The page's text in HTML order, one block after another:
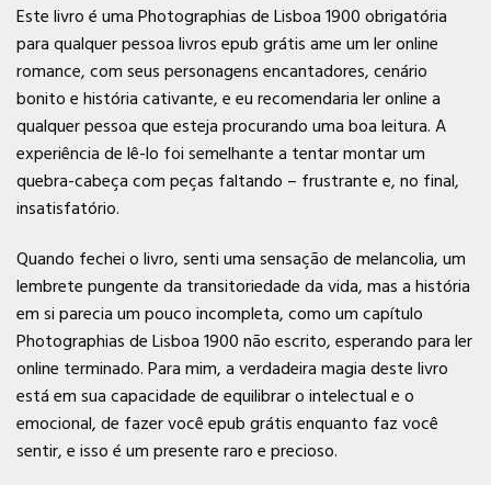
Este livro é uma Photographias de Lisboa 1900 obrigatória
para qualquer pessoa livros epub grátis ame um ler online
romance, com seus personagens encantadores, cenário
bonito e história cativante, e eu recomendaria ler online a
qualquer pessoa que esteja procurando uma boa leitura. A
experiência de lê-lo foi semelhante a tentar montar um
quebra-cabeça com peças faltando – frustrante e, no final,
insatisfatório.
Quando fechei o livro, senti uma sensação de melancolia, um
lembrete pungente da transitoriedade da vida, mas a história
em si parecia um pouco incompleta, como um capítulo
Photographias de Lisboa 1900 não escrito, esperando para ler
online terminado. Para mim, a verdadeira magia deste livro
está em sua capacidade de equilibrar o intelectual e o
emocional, de fazer você epub grátis enquanto faz você
sentir, e isso é um presente raro e precioso.